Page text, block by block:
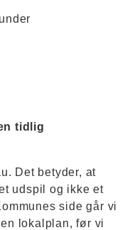
tidlig
Det betyder, at
udspil og ikke et
side går vi
lokalplan, før vi